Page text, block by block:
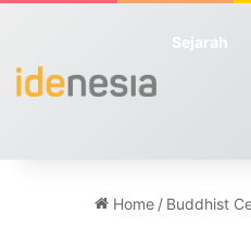
Sejarah
Home / Buddhist